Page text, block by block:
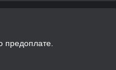
предоплате.